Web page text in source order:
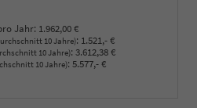
Jahr: 1.962,00 €
10 Jahre): 1.521,- €
10 Jahre): 3.612,38 €
10 Jahre): 5.577,- €